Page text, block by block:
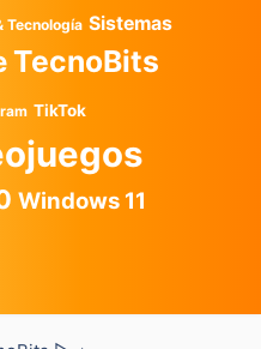
Tecnología Sistemas
TecnoBits
TikTok
Windows 11